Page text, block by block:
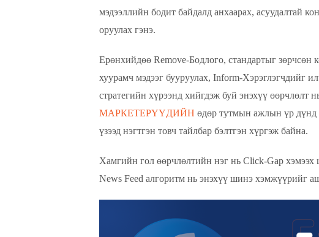
мэдээллийн бодит байдалд анхаарах, асуудалтай
оруулах гэнэ.
Ерөнхийдөө Remove-Бодлого, стандартыг зөрчсөн
хуурамч мэдээг бууруулах, Inform-Хэрэглэгчдийг
стратегийн хүрээнд хийгдэж буй энэхүү өөрчлөлт
МАРКЕТЕРҮҮДИЙН өдөр тутмын ажлын үр дүнд
үзээд нэгтгэн товч тайлбар бэлтгэн хүргэж байна.
Хамгийн гол өөрчлөлтийн нэг нь Click-Gap
News Feed алгоритм нь энэхүү шинэ хэмжүүрийг